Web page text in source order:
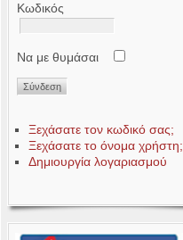
Κωδικός
Να με θυμάσαι
Ξεχάσατε τον κωδικό σας;
Ξεχάσατε το όνομα χρήστη;
Δημιουργία λογαριασμού